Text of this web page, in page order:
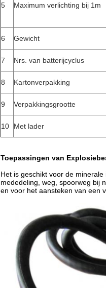
5 Maximum verlichting bij 1m
6 Gewicht
7 Nrs. van batterijcyclus
8 Kartonverpakking
9 Verpakkingsgrootte
10 Met lader
Toepassingen van
Het is geschikt voor de
mededeling, weg, spoorweg bij
en voor het aansteken van een